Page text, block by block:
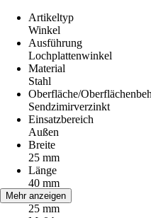
Artikeltyp
Winkel
Ausführung
Lochplattenwinkel
Material
Stahl
Oberfläche/
Sendzimirverzinkt
Einsatzbereich
Außen
Breite
25 mm
Länge
40 mm
Maß a
25 mm
Mehr anzeigen